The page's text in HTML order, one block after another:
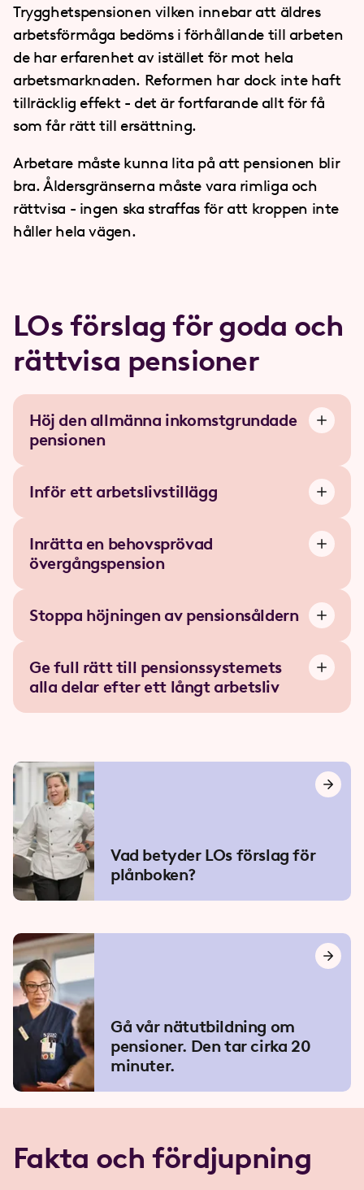
Trygghetspensionen vilken innebar att äldres
arbetsförmåga bedöms i förhållande till arbeten
de har erfarenhet av istället för mot hela
arbetsmarknaden. Reformen har dock inte haft
tillräcklig effekt - det är fortfarande allt för få
som får rätt till ersättning.
Arbetare måste kunna lita på att pensionen blir
bra. Åldersgränserna måste vara rimliga och
rättvisa - ingen ska straffas för att kroppen inte
håller hela vägen.
LOs förslag för goda och
rättvisa pensioner
Höj den allmänna inkomstgrundade
pensionen
Inför ett arbetslivstillägg
Inrätta en behovsprövad
övergångspension
Stoppa höjningen av pensionsåldern
Ge full rätt till pensionssystemets
alla delar efter ett långt arbetsliv
Vad betyder LOs förslag för
plånboken?
Gå vår nätutbildning om
pensioner. Den tar cirka 20
minuter.
Fakta och fördjupning